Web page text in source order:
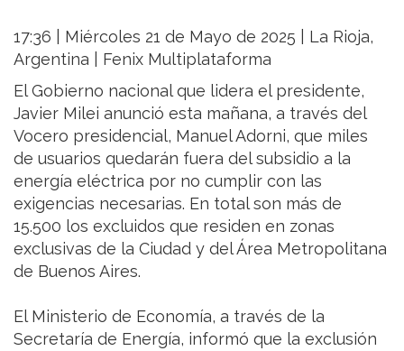
17:36 | Miércoles 21 de Mayo de 2025 | La Rioja,
Argentina | Fenix Multiplataforma
El Gobierno nacional que lidera el presidente,
Javier Milei anunció esta mañana, a través del
Vocero presidencial, Manuel Adorni, que miles
de usuarios quedarán fuera del subsidio a la
energía eléctrica por no cumplir con las
exigencias necesarias. En total son más de
15.500 los excluidos que residen en zonas
exclusivas de la Ciudad y del Área Metropolitana
de Buenos Aires.
El Ministerio de Economía, a través de la
Secretaría de Energía, informó que la exclusión